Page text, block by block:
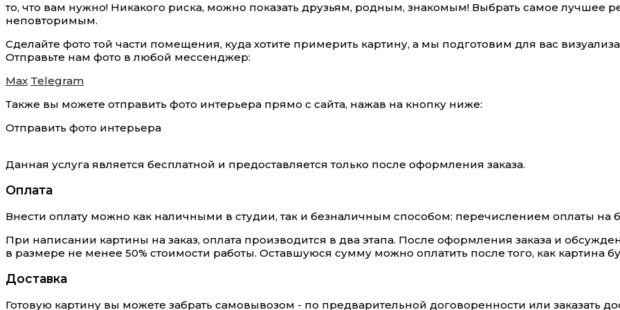
то, что вам нужно! Никакого риска, можно показать друзьям, родным, знакомым! Выбрать самое лучшее
неповторимым.
Сделайте фото той части помещения, куда хотите примерить картину, а мы подготовим для вас
Отправьте нам фото в любой мессенджер:
Max Telegram
Также вы можете отправить фото интерьера прямо с сайта, нажав на кнопку ниже:
Отправить фото интерьера
Данная услуга является бесплатной и предоставляется только после оформления заказа.
Оплата
Внести оплату можно как наличными в студии, так и безналичным способом: перечислением оплаты на
При написании картины на заказ, оплата производится в два этапа. После оформления заказа и
в размере не менее 50% стоимости работы. Оставшуюся сумму можно оплатить после того, как картина
Доставка
Готовую картину вы можете забрать самовывозом - по предварительной договоренности или заказать